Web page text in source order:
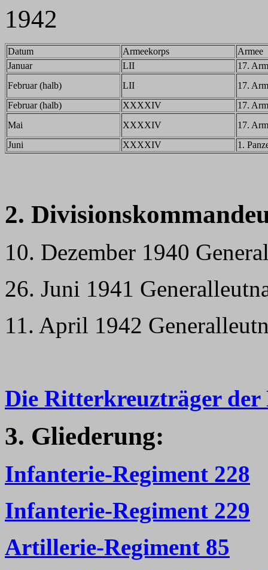
1942
Datum Armeekorps
Armee
Januar
LII
17.
Februar (halb)
LII
17.
Februar (halb)
XXXXIV
17.
Mai
XXXXIV
17.
Juni
XXXXIV 1.
2.
10. Dezember 1940
26. Juni 1941
11. April 1942
Die Ritterkreuzträger der
3. Gliederung:
Infanterie-Regiment 228
Infanterie-Regiment 229
Artillerie-Regiment 85